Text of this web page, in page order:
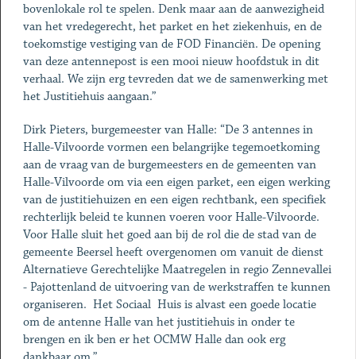
bovenlokale rol te spelen. Denk maar aan de aanwezigheid
van het vredegerecht, het parket en het ziekenhuis, en de
toekomstige vestiging van de FOD Financiën. De opening
van deze antennepost is een mooi nieuw hoofdstuk in dit
verhaal. We zijn erg tevreden dat we de samenwerking met
het Justitiehuis aangaan.”
Dirk Pieters, burgemeester van Halle: “De 3 antennes in
Halle-Vilvoorde vormen een belangrijke tegemoetkoming
aan de vraag van de burgemeesters en de gemeenten van
Halle-Vilvoorde om via een eigen parket, een eigen werking
van de justitiehuizen en een eigen rechtbank, een specifiek
rechterlijk beleid te kunnen voeren voor Halle-Vilvoorde.
Voor Halle sluit het goed aan bij de rol die de stad van de
gemeente Beersel heeft overgenomen om vanuit de dienst
Alternatieve Gerechtelijke Maatregelen in regio Zennevallei
- Pajottenland de uitvoering van de werkstraffen te kunnen
organiseren. Het Sociaal Huis is alvast een goede locatie
om de antenne Halle van het justitiehuis in onder te
brengen en ik ben er het OCMW Halle dan ook erg